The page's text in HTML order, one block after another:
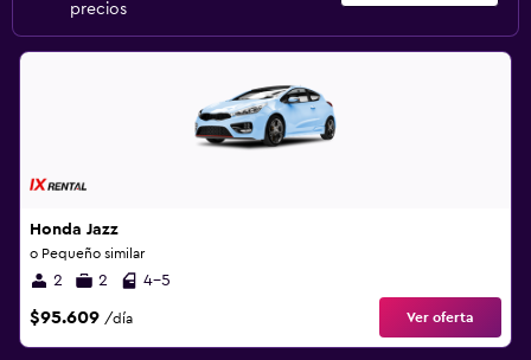
precios
Honda Jazz
o Pequeño similar
2 2 4-5
$95.609 /día Ver oferta